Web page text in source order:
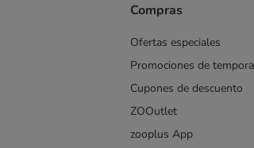
Compras
Ofertas especiales
Promociones de
Cupones de descuento
ZOOutlet
zooplus App